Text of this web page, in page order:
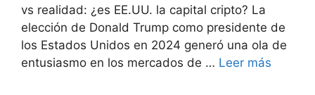
vs realidad: ¿es EE.UU. la capital cripto? La
elección de Donald Trump como presidente de
los Estados Unidos en 2024 generó una ola de
entusiasmo en los mercados de … Leer más